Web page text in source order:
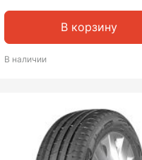
В корзину
В наличии